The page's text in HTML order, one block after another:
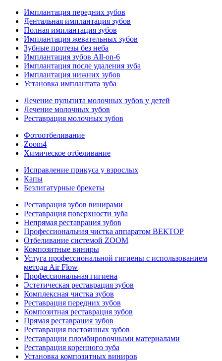
Имплантация передних зубов
Дентальная имплантация зубов
Полная имплантация зубов
Имплантация жевательных зубов
Зубные протезы без неба
Имплантация зубов All-on-6
Имплантация после удаления зуба
Имплантация нижних зубов
Установка имплантата зуба
Лечение пульпита молочных зубов у детей
Лечение молочных зубов
Реставрация молочных зубов
Фотоотбеливание
Zoom4
Химическое отбеливание
Исправление прикуса у взрослых
Капы
Безлигатурные брекеты
Реставрация зубов винирами
Реставрация поверхности зуба
Непрямая реставрация зубов
Профессиональная чистка аппаратом ВЕКТОР
Отбеливание системой ZOOM
Композитные виниры
Услуга профессиональной гигиены с использованием
метода Air Flow
Профессиональная гигиена
Эстетическая реставрация зубов
Комплексная чистка зубов
Реставрация передних зубов
Композитная реставрация зубов
Прямая реставрация зубов
Реставрация постоянных зубов
Реставрации пломбировочными материалами
Реставрация коренного зуба
Установка композитных виниров